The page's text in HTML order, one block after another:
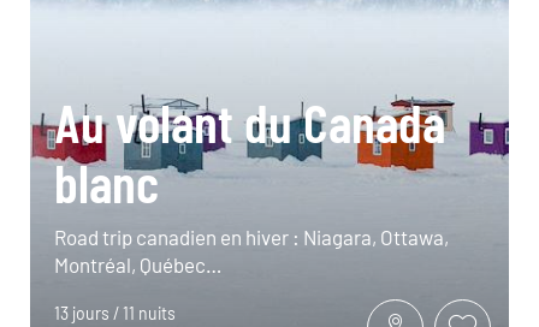
Au volant du Canada
blanc
Road trip canadien en hiver : Niagara, Ottawa,
Montréal, Québec…
13 jours / 11 nuits